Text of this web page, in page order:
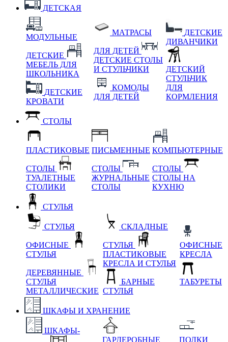
ДЕТСКАЯ
МОДУЛЬНЫЕ
ДЕТСКИЕ
МЕБЕЛЬ ДЛЯ
ШКОЛЬНИКА
ДЕТСКИЕ
КРОВАТИ
МАТРАСЫ
ДЛЯ ДЕТЕЙ
ДЕТСКИЕ СТОЛЫ
И СТУЛЬЧИКИ
КОМОДЫ
ДЛЯ ДЕТЕЙ
ДЕТСКИЕ
ДИВАНЧИКИ
ДЕТСКИЙ
СТУЛЬЧИК
ДЛЯ
КОРМЛЕНИЯ
СТОЛЫ
ПЛАСТИКОВЫЕ
СТОЛЫ
ТУАЛЕТНЫЕ
СТОЛИКИ
ПИСЬМЕННЫЕ
СТОЛЫ
ЖУРНАЛЬНЫЕ
СТОЛЫ
КОМПЬЮТЕРНЫЕ
СТОЛЫ
СТОЛЫ НА
КУХНЮ
СТУЛЬЯ
СТУЛЬЯ
ОФИСНЫЕ
СТУЛЬЯ
ДЕРЕВЯННЫЕ
СТУЛЬЯ
МЕТАЛЛИЧЕСКИЕ
СКЛАДНЫЕ
СТУЛЬЯ
ПЛАСТИКОВЫЕ
КРЕСЛА И СТУЛЬЯ
БАРНЫЕ
СТУЛЬЯ
ОФИСНЫЕ
КРЕСЛА
ТАБУРЕТЫ
ШКАФЫ И ХРАНЕНИЕ
ШКАФЫ-
ГАРДЕРОБНЫЕ
ПОЛКИ